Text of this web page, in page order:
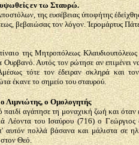
εν τω Σταυρώ.
της ευσέβειας ύποφήτης
βεβαιώσας τον λόγον. Ίερομάρτυς
της Μητροπόλεως Κλαυδιουπόλεως
Αυτός τον ρώτησε αν επιμένει
τότε τον έδειραν σκληρά και
έκανε το σημείο του σταυρού.
ο Ομολογητής
αγάπησε τη μοναχική ζωή και όταν
Λέοντα του Ισαύρου (716) ο
αυτόν πολλά βάσανα και μάλιστα σε
Θεό.